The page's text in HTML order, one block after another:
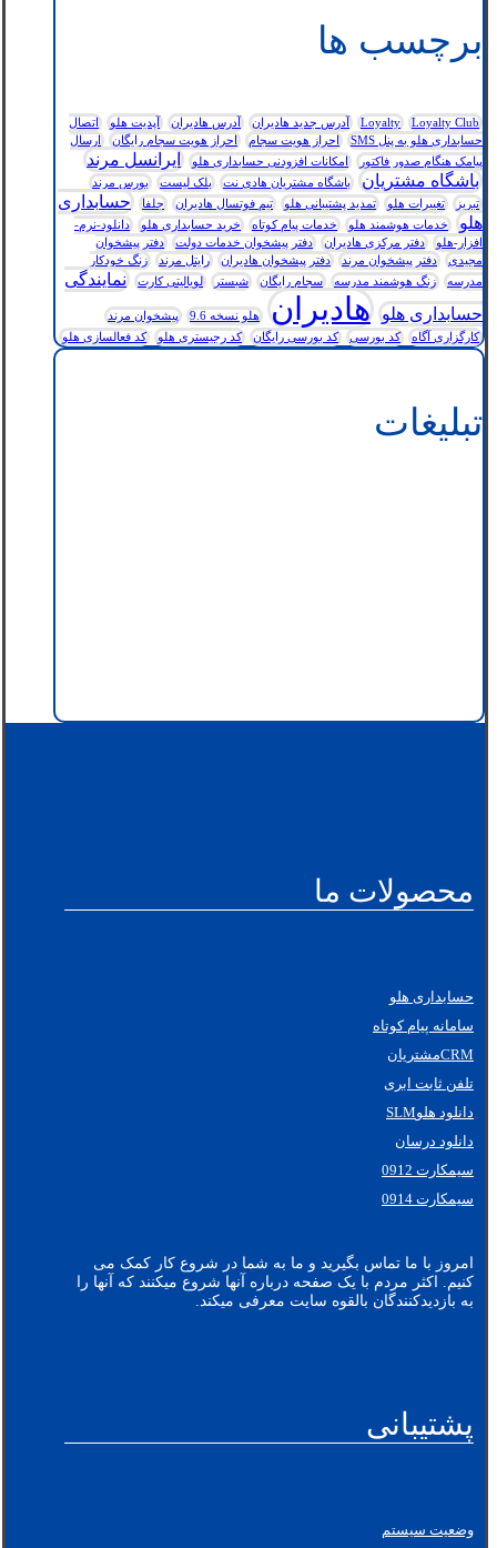
برچسب ها
Loyalty Loyalty Club آدرس جدید هادیران آدرس هادیران آپدیت هلو
اتصال
حسابداری هلو به پنل SMS
احراز هویت سجام احراز هویت سجام رایگان
ارسال
پیامک هنگام صدور فاکتور
امکانات افزودنی حسابداری هلو
ایرانسل مرند
باشگاه مشتریان
باشگاه مشتریان هادی نت بلک لیست
بورس مرند
تبریز
تغییرات هلو تمدید پشتیبانی هلو تیم فوتسال هادیران جلفا
حسابداری
هلو
خدمات هوشمند هلو خدمات پیام کوتاه خرید حسابداری هلو
دانلود-نرم-
افزار-هلو
دفتر مرکزی هادیران دفتر پیشخوان خدمات دولت
دفتر پیشخوان
مجیدی
دفتر پیشخوان مرند دفتر پیشخوان هادیران رایتل مرند
زنگ خودکار
مدرسه
زنگ هوشمند مدرسه سجام رایگان شبستر لویالیتی کارت
نمایندگی
حسابداری هلو هادیران هلو نسخه 9.6
پیشخوان مرند
کارگزاری آگاه
کد بورسی کد بورسی رایگان کد رجیستری هلو کد فعالسازی هلو
تبلیغات
محصولات ما
حسابداری هلو
سامانه پیام کوتاه
CRMمشتریان
تلفن ثابت ابری
دانلود هلوSLM
دانلود درسان
سیمکارت 0912
سیمکارت 0914
امروز با ما تماس بگیرید و ما به شما در شروع کار کمک می
کنیم. اکثر مردم با یک صفحه درباره آنها شروع میکنند که آنها را
به بازدیدکنندگان بالقوه سایت معرفی میکند.
پشتیبانی
وضعیت سیستم